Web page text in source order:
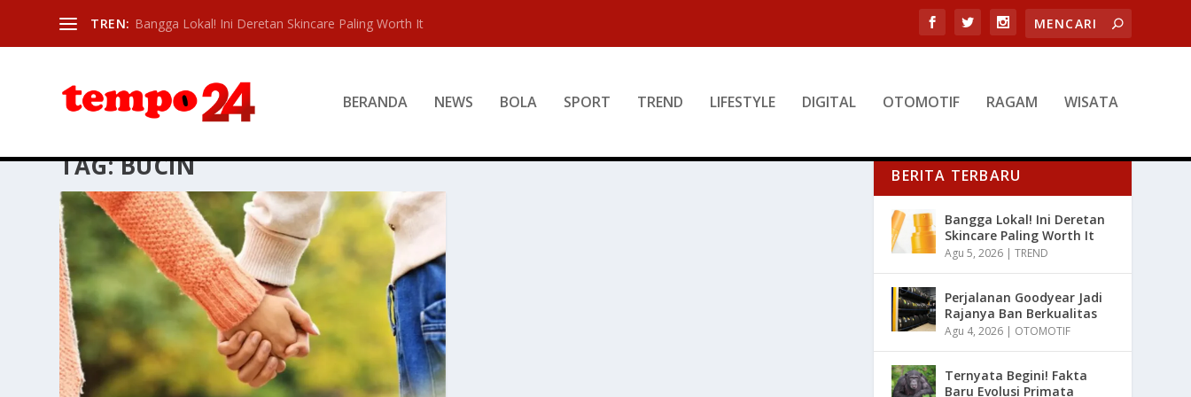
TREN: Bangga Lokal! Ini Deretan Skincare Paling Worth It
BERANDA NEWS BOLA SPORT TREND LIFESTYLE DIGITAL OTOMOTIF RAGAM WISATA
TAG:BUCIN BERITA TERBARU
Bangga Lokal! Ini Deretan
Skincare Paling Worth It
Agu 5, 2026 |TREND
Perjalanan Goodyear Jadi
Rajanya Ban Berkualitas
Agu 4, 2026 | OTOMOTIF
Ternyata Begini! Fakta
Baru Evolusi Primata